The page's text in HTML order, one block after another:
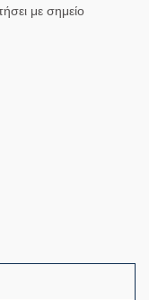
με σημείο